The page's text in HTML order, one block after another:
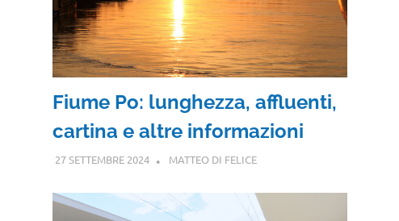
Fiume Po: lunghezza, affluenti,
cartina e altre informazioni
27 SETTEMBRE 2024 MATTEO DI FELICE